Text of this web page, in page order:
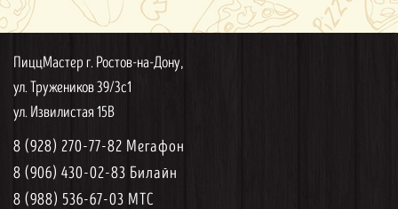
ПиццМастер г. Ростов-на-Дону,
ул. Тружеников 39/3с1
ул. Извилистая 15В
8 (928) 270-77-82 Мегафон
8 (906) 430-02-83 Билайн
8 (988) 536-67-03 МТС